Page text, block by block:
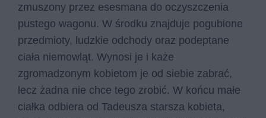
zmuszony przez esesmana do oczyszczenia
pustego wagonu. W środku znajduje pogubione
przedmioty, ludzkie odchody oraz podeptane
ciała niemowląt. Wynosi je i każe
zgromadzonym kobietom je od siebie zabrać,
lecz żadna nie chce tego zrobić. W końcu małe
ciałka odbiera od Tadeusza starsza kobieta,